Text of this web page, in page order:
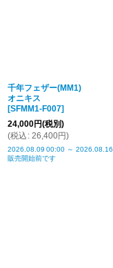
千年フェザー(MM1)
オニキス
[SFMM1-F007]
24,000円(税別)
(税込 : 26,400円)
2026.08.09 00:00 ～ 2026.08.16
販売開始前です